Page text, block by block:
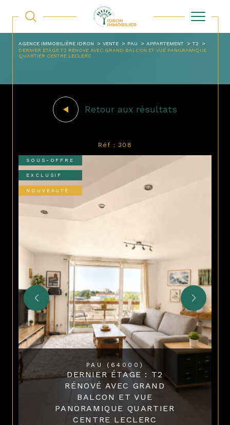
AGENCE IMMOBILIÈRE IDRON VENTE PAU APPARTEMENT
T2
DERNIER ETAGE T2 RENOVE AVEC GRAND BALCON ET VUE PANORAMIQUE
QUARTIER CENTRE LECLERC
Retour aux résultats
Réf : 308
SOUS-OFFRE
EXCLUSIF
NOUVEAUTÉ
PAU (64000)
DERNIER ÉTAGE : T2
RÉNOVÉ AVEC GRAND
BALCON ET VUE
PANORAMIQUE QUARTIER
CENTRE LECLERC